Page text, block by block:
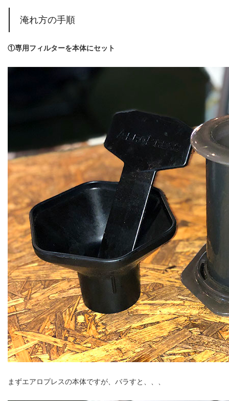
淹れ方の手順
①専用フィルターを本体にセット
まずエアロプレスの本体ですが、バラすと、、、